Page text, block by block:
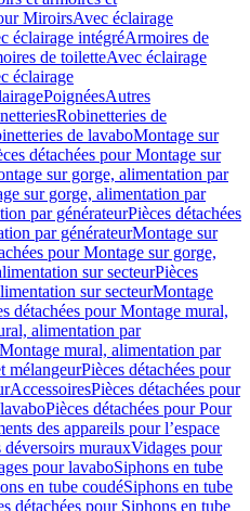
MiroirsAvec éclairage
éclairage intégréArmoires de
de toiletteAvec éclairage
éclairage
PoignéesAutres
Robinetteries de
de lavaboMontage sur
détachées pour Montage sur
sur gorge, alimentation par
sur gorge, alimentation par
par générateurPièces détachées
par générateurMontage sur
pour Montage sur gorge,
sur secteurPièces
sur secteurMontage
détachées pour Montage mural,
alimentation par
mural, alimentation par
mélangeurPièces détachées pour
AccessoiresPièces détachées pour
Pièces détachées pour Pour
des appareils pour l’espace
déversoirs murauxVidages pour
pour lavaboSiphons en tube
en tube coudéSiphons en tube
détachées pour Siphons en tube